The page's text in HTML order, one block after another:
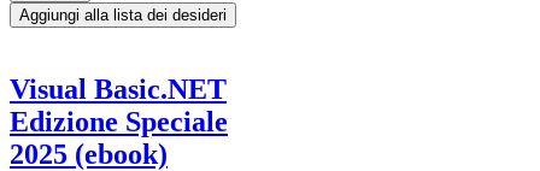
Aggiungi alla lista dei desideri
Visual Basic.NET
Edizione Speciale
2025 (ebook)